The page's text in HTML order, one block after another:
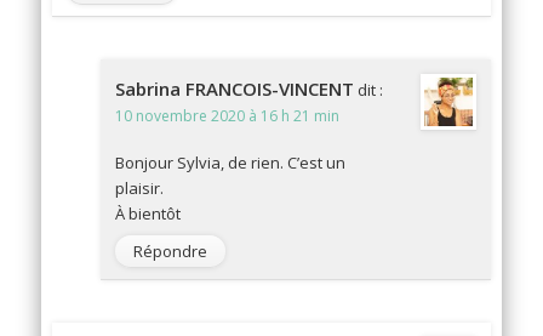
Sabrina FRANCOIS-VINCENT dit :
10 novembre 2020 à 16 h 21 min
Bonjour Sylvia, de rien. C’est un
plaisir.
À bientôt
Répondre